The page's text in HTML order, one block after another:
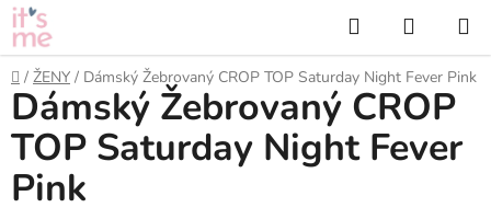
Přejít
na
obsah
Hledat
KOŠÍK
Domů
/ ŽENY / Dámský Žebrovaný CROP TOP Saturday Night Fever Pink
Dámský Žebrovaný CROP
TOP Saturday Night Fever
Pink